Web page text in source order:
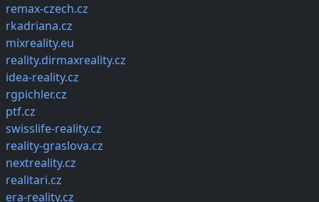
remax-czech.cz
rkadriana.cz
mixreality.eu
reality.dirmaxreality.cz
idea-reality.cz
rgpichler.cz
ptf.cz
swisslife-reality.cz
reality-graslova.cz
nextreality.cz
realitari.cz
era-reality.cz